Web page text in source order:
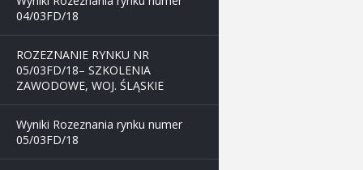
04/03FD/18
ROZEZNANIE RYNKU NR
05/03FD/18– SZKOLENIA
ZAWODOWE, WOJ. ŚLĄSKIE
Wyniki Rozeznania rynku numer
05/03FD/18